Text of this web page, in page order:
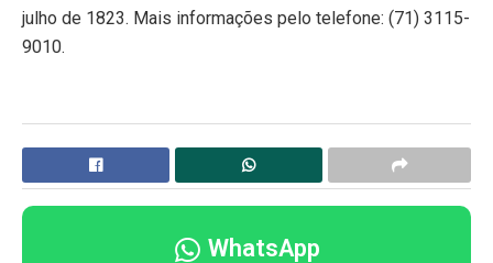
julho de 1823. Mais informações pelo telefone: (71) 3115-
9010.
WhatsApp